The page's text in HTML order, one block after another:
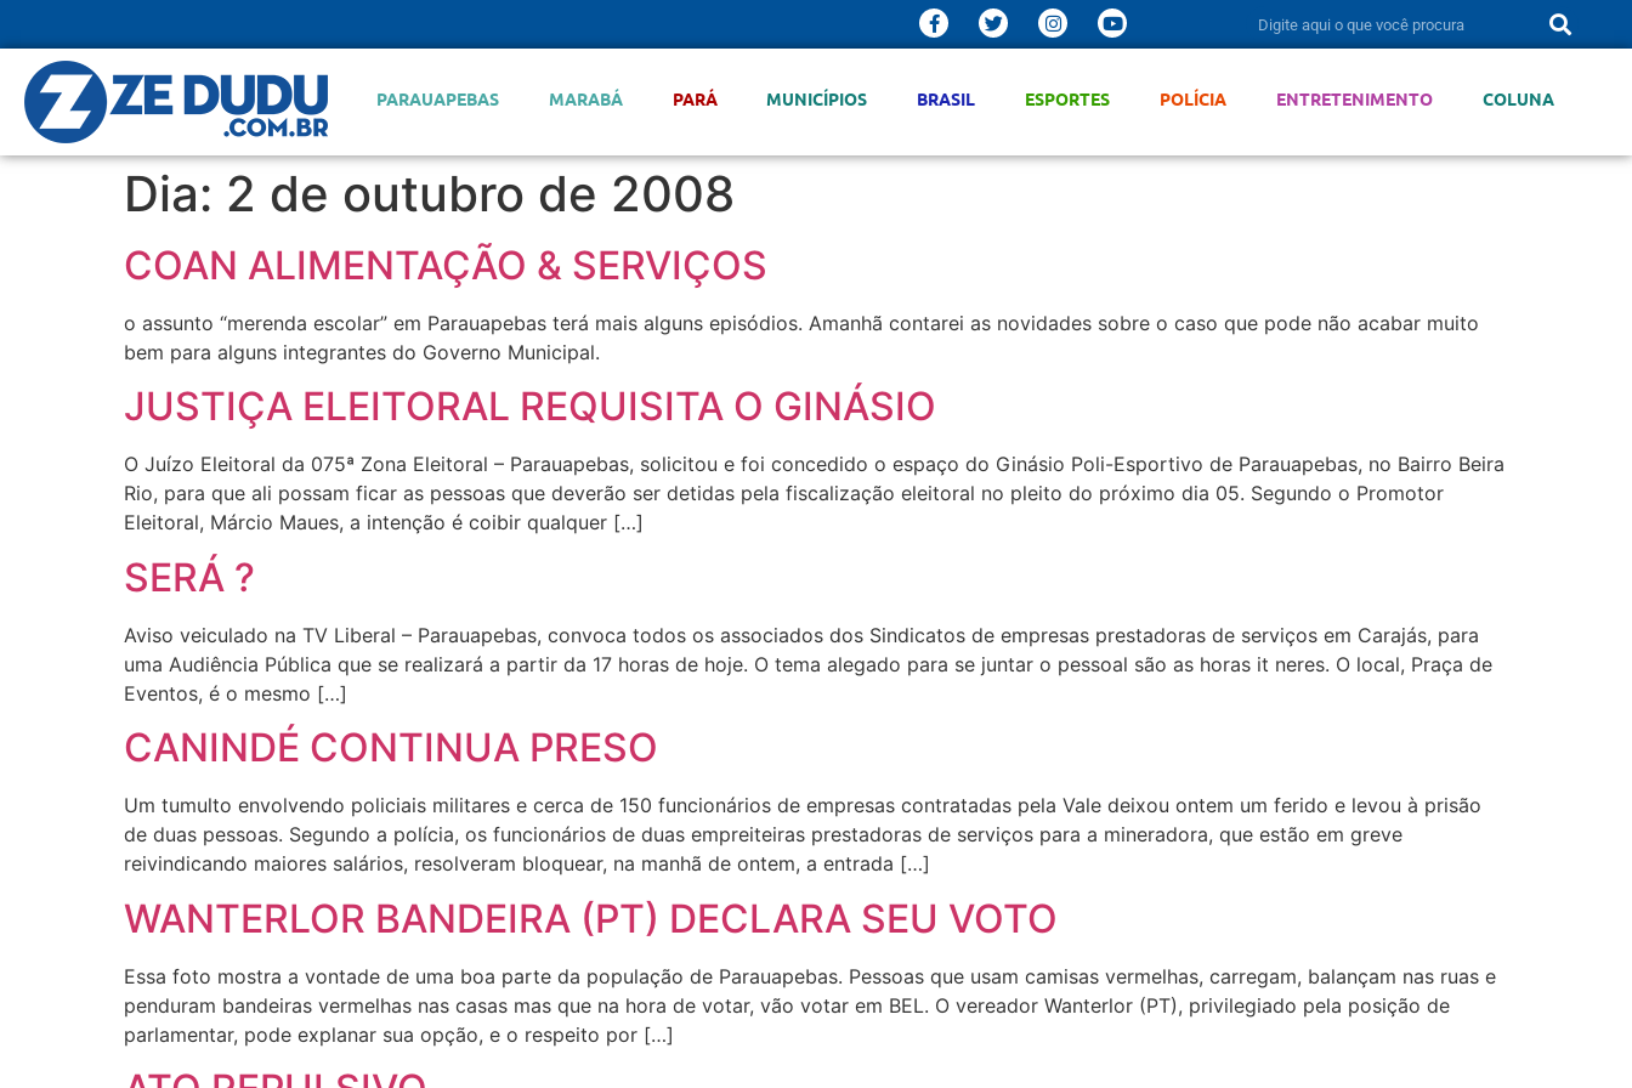
PARAUAPEBAS MARABÁ PARÁ MUNICÍPIOS BRASIL ESPORTES POLÍCIA ENTRETENIMENTO COLUNA
Dia: 2 de outubro de 2008
COAN ALIMENTAÇÃO & SERVIÇOS
o assunto “merenda escolar” em Parauapebas terá mais alguns episódios. Amanhã contarei as novidades sobre o caso que pode não acabar muito
bem para alguns integrantes do Governo Municipal.
JUSTIÇA ELEITORAL REQUISITA O GINÁSIO
O Juízo Eleitoral da 075ª Zona Eleitoral – Parauapebas, solicitou e foi concedido o espaço do Ginásio Poli-Esportivo de Parauapebas, no Bairro Beira
Rio, para que ali possam ficar as pessoas que deverão ser detidas pela fiscalização eleitoral no pleito do próximo dia 05. Segundo o Promotor
Eleitoral, Márcio Maues, a intenção é coibir qualquer […]
SERÁ ?
Aviso veiculado na TV Liberal – Parauapebas, convoca todos os associados dos Sindicatos de empresas prestadoras de serviços em Carajás, para
uma Audiência Pública que se realizará a partir da 17 horas de hoje. O tema alegado para se juntar o pessoal são as horas it neres. O local, Praça de
Eventos, é o mesmo […]
CANINDÉ CONTINUA PRESO
Um tumulto envolvendo policiais militares e cerca de 150 funcionários de empresas contratadas pela Vale deixou ontem um ferido e levou à prisão
de duas pessoas. Segundo a polícia, os funcionários de duas empreiteiras prestadoras de serviços para a mineradora, que estão em greve
reivindicando maiores salários, resolveram bloquear, na manhã de ontem, a entrada […]
WANTERLOR BANDEIRA (PT) DECLARA SEU VOTO
Essa foto mostra a vontade de uma boa parte da população de Parauapebas. Pessoas que usam camisas vermelhas, carregam, balançam nas ruas e
penduram bandeiras vermelhas nas casas mas que na hora de votar, vão votar em BEL. O vereador Wanterlor (PT), privilegiado pela posição de
parlamentar, pode explanar sua opção, e o respeito por […]